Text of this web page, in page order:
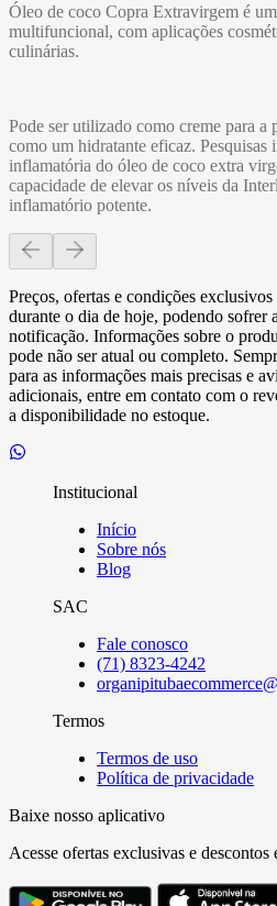
Óleo de coco Copra Extravirgem é
multifuncional, com aplicações
culinárias.
Pode ser utilizado como creme para a
como um hidratante eficaz. Pesquisas
inflamatória do óleo de coco extra
capacidade de elevar os níveis da
inflamatório potente.
Preços, ofertas e condições
durante o dia de hoje, podendo sofrer
notificação. Informações sobre o
pode não ser atual ou completo.
para as informações mais precisas e
adicionais, entre em contato com o
a disponibilidade no estoque.
Institucional
Início
Sobre nós
Blog
SAC
Fale conosco
(71) 8323-4242
Termos
Termos de uso
Política de privacidade
Baixe nosso aplicativo
Acesse ofertas exclusivas e descontos